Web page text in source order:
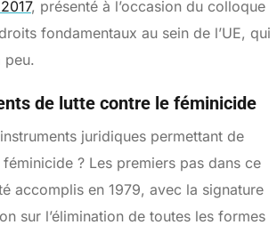
, présenté à l’occasion du colloque
fondamentaux au sein de l’UE, qui
peu.
de lutte contre le féminicide
juridiques permettant de
? Les premiers pas dans ce
accomplis en 1979, avec la signature
sur l’élimination de toutes les formes